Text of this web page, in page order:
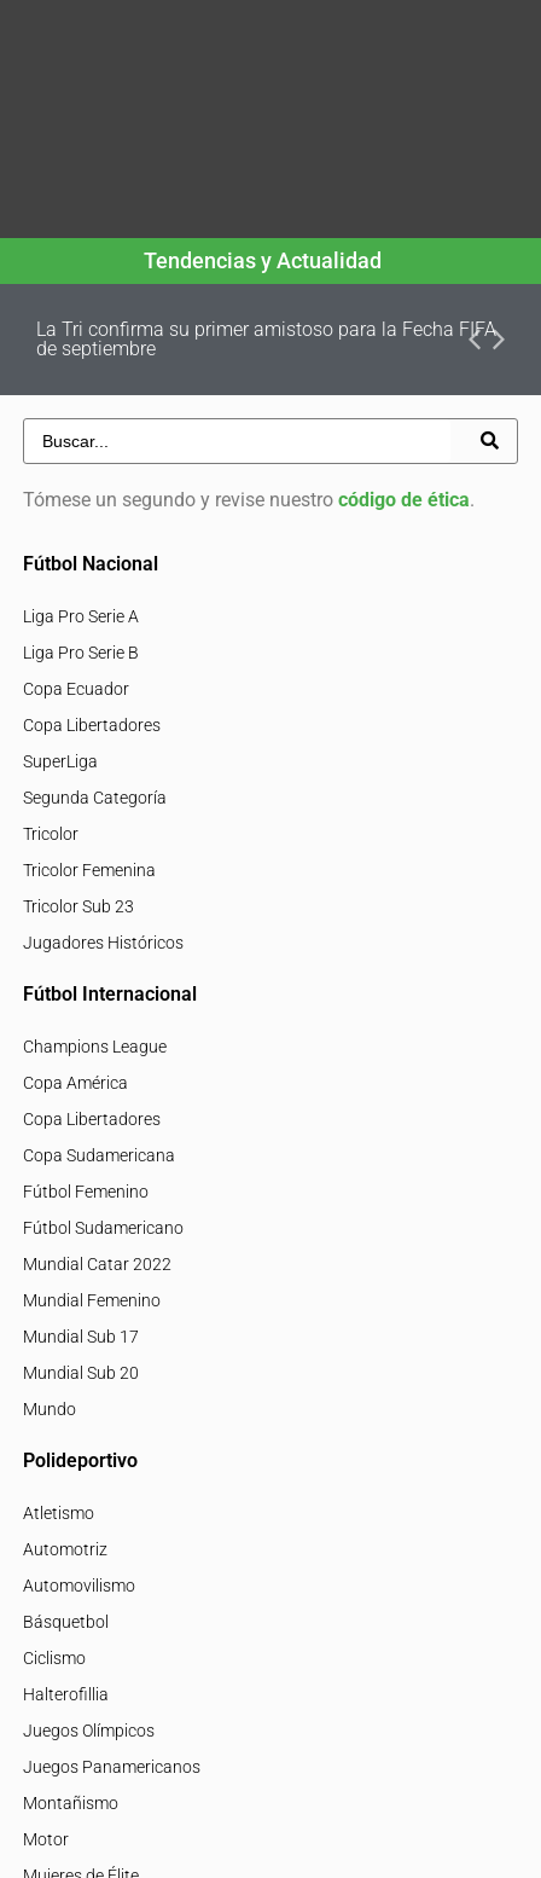
Tendencias y Actualidad
La Tri confirma su primer amistoso para la Fecha FIFA
de septiembre
Tómese un segundo y revise nuestro código de ética.
Fútbol Nacional
Liga Pro Serie A
Liga Pro Serie B
Copa Ecuador
Copa Libertadores
SuperLiga
Segunda Categoría
Tricolor
Tricolor Femenina
Tricolor Sub 23
Jugadores Históricos
Fútbol Internacional
Champions League
Copa América
Copa Libertadores
Copa Sudamericana
Fútbol Femenino
Fútbol Sudamericano
Mundial Catar 2022
Mundial Femenino
Mundial Sub 17
Mundial Sub 20
Mundo
Polideportivo
Atletismo
Automotriz
Automovilismo
Básquetbol
Ciclismo
Halterofillia
Juegos Olímpicos
Juegos Panamericanos
Montañismo
Motor